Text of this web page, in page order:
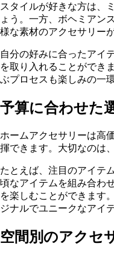
スタイルが好きな方は、
ょう。一方、ボヘミアン
様な素材のアクセサリー
自分の好みに合ったアイ
を取り入れることができ
ぶプロセスも楽しみの一環
予算に合わせた
ホームアクセサリーは高
揮できます。大切なのは
たとえば、注目のアイテ
頃なアイテムを組み合わ
を楽しむことができます
ジナルでユニークなアイ
空間別のアクセ